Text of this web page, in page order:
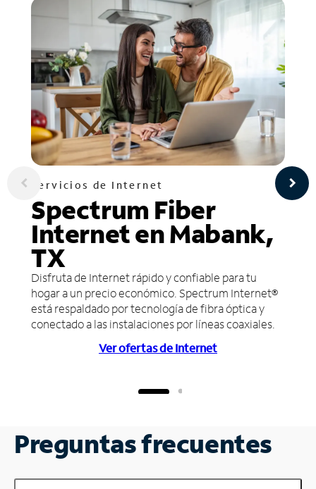
Servicios de Internet
Spectrum Fiber
Internet en Mabank,
TX
Disfruta de Internet rápido y confiable para tu
hogar a un precio económico. Spectrum Internet®
está respaldado por tecnología de fibra óptica y
conectado a las instalaciones por líneas coaxiales.
Ver ofertas de Internet
Preguntas frecuentes